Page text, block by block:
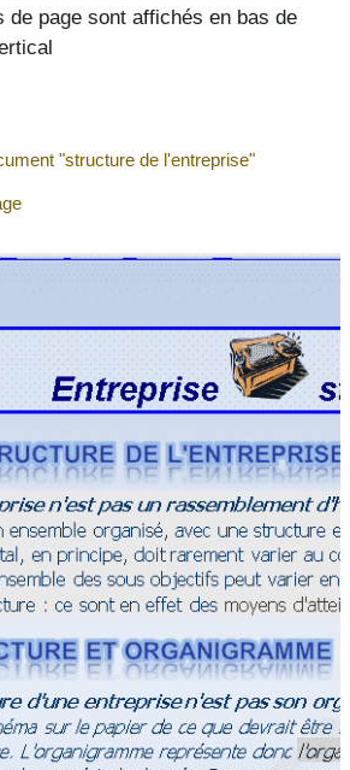
de page sont affichés en bas de
"structure de l'entreprise"